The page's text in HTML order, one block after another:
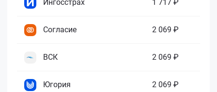
Ингосстрах 1 717 ₽
Согласие 2 069 ₽
ВСК 2 069 ₽
Югория 2 069 ₽